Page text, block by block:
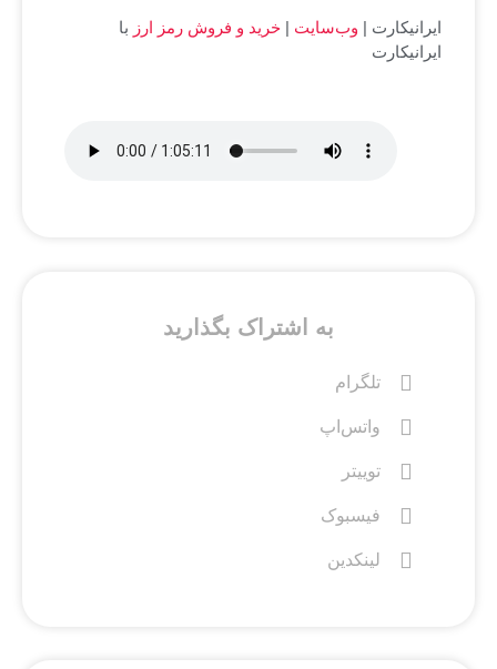
ایرانیکارت | وب‌سایت | خرید و فروش رمز ارز با
ایرانیکارت
به اشتراک بگذارید
تلگرام
واتس‌اپ
توییتر
فیسبوک
لینکدین